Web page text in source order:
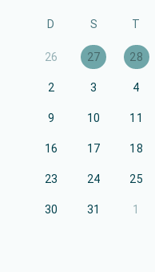
D S T
26 27 28
2 3 4
9 10 11
16 17 18
23 24 25
30 31 1